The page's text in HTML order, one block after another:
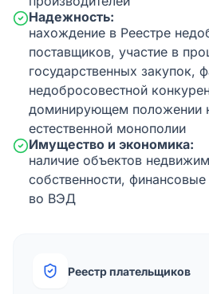
Надежность:
нахождение в Реестре
поставщиков, участие в
государственных закупок,
недобросовестной
доминирующем положении
естественной монополии
Имущество и экономика:
наличие объектов
собственности, финансовые
во ВЭД
Реестр плательщиков